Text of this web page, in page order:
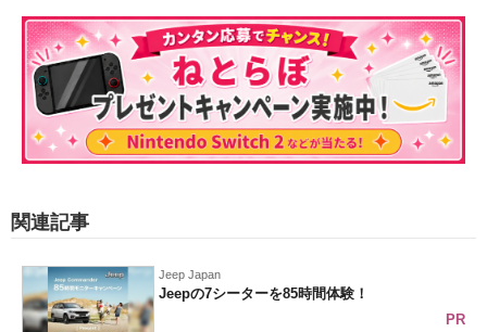
関連記事
Jeep Japan
Jeepの7シーターを85時間体験！
PR